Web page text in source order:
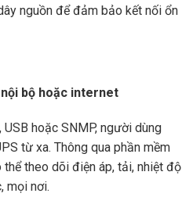
nguồn để đảm bảo kết nối ổn
bộ hoặc internet
hoặc SNMP, người dùng
từ xa. Thông qua phần mềm
theo dõi điện áp, tải, nhiệt độ
mọi nơi.